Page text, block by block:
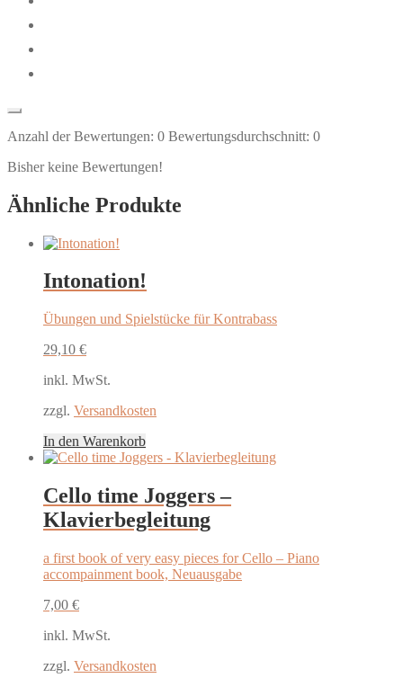
Anzahl der Bewertungen: 0 Bewertungsdurchschnitt: 0
Bisher keine Bewertungen!
Ähnliche Produkte
Intonation!
Übungen und Spielstücke für Kontrabass
29,10 €
inkl. MwSt.
zzgl. Versandkosten
In den Warenkorb
Cello time Joggers –
Klavierbegleitung
a first book of very easy pieces for Cello – Piano
accompainment book, Neuausgabe
7,00 €
inkl. MwSt.
zzgl. Versandkosten